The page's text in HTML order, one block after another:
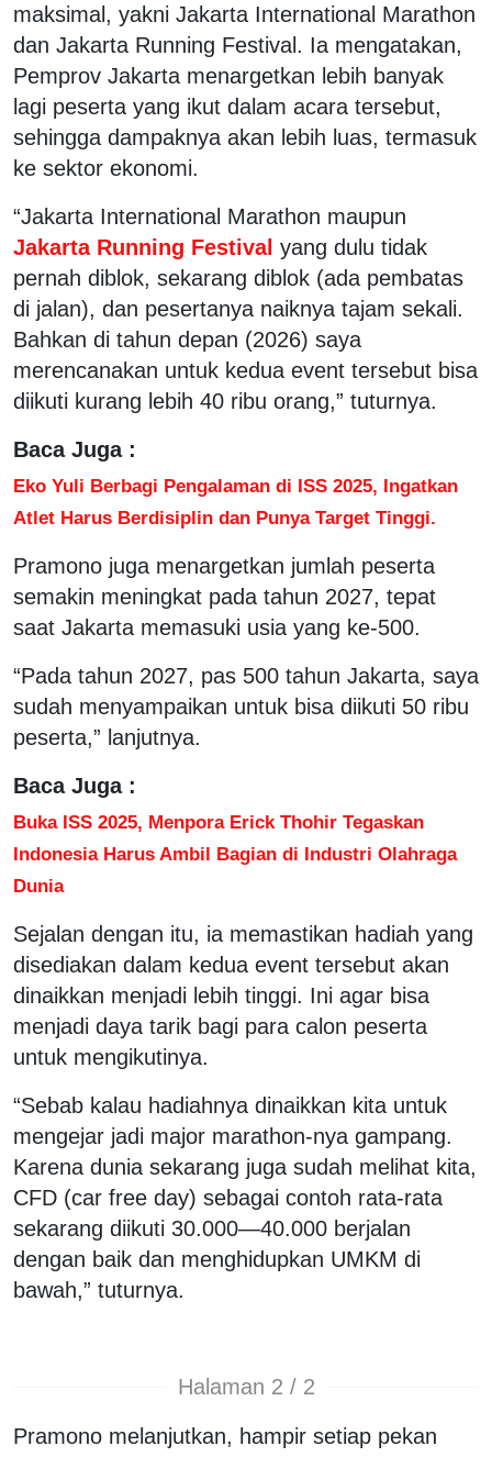
maksimal, yakni Jakarta International Marathon
dan Jakarta Running Festival. Ia mengatakan,
Pemprov Jakarta menargetkan lebih banyak
lagi peserta yang ikut dalam acara tersebut,
sehingga dampaknya akan lebih luas, termasuk
ke sektor ekonomi.
“Jakarta International Marathon maupun
Jakarta Running Festival yang dulu tidak
pernah diblok, sekarang diblok (ada pembatas
di jalan), dan pesertanya naiknya tajam sekali.
Bahkan di tahun depan (2026) saya
merencanakan untuk kedua event tersebut bisa
diikuti kurang lebih 40 ribu orang,” tuturnya.
Baca Juga :
Eko Yuli Berbagi Pengalaman di ISS 2025, Ingatkan
Atlet Harus Berdisiplin dan Punya Target Tinggi.
Pramono juga menargetkan jumlah peserta
semakin meningkat pada tahun 2027, tepat
saat Jakarta memasuki usia yang ke-500.
“Pada tahun 2027, pas 500 tahun Jakarta, saya
sudah menyampaikan untuk bisa diikuti 50 ribu
peserta,” lanjutnya.
Baca Juga :
Buka ISS 2025, Menpora Erick Thohir Tegaskan
Indonesia Harus Ambil Bagian di Industri Olahraga
Dunia
Sejalan dengan itu, ia memastikan hadiah yang
disediakan dalam kedua event tersebut akan
dinaikkan menjadi lebih tinggi. Ini agar bisa
menjadi daya tarik bagi para calon peserta
untuk mengikutinya.
“Sebab kalau hadiahnya dinaikkan kita untuk
mengejar jadi major marathon-nya gampang.
Karena dunia sekarang juga sudah melihat kita,
CFD (car free day) sebagai contoh rata-rata
sekarang diikuti 30.000—40.000 berjalan
dengan baik dan menghidupkan UMKM di
bawah,” tuturnya.
Halaman 2 / 2
Pramono melanjutkan, hampir setiap pekan